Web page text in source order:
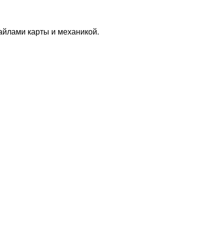
из
карты и механикой.